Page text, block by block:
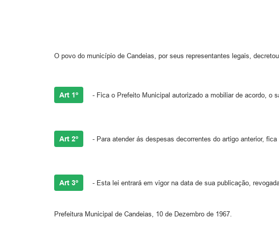
O povo do município de Candeias, por seus representantes legais,
Art 1º - Fica o Prefeito Municipal autorizado a mobiliar de acordo, o
Art 2º - Para atender ás despesas decorrentes do artigo anterior,
Art 3º - Esta lei entrará em vigor na data de sua publicação,
Prefeitura Municipal de Candeias, 10 de Dezembro de 1967.